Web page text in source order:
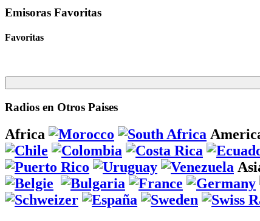
Emisoras Favoritas
Favoritas
Radios en Otros Paises
Africa